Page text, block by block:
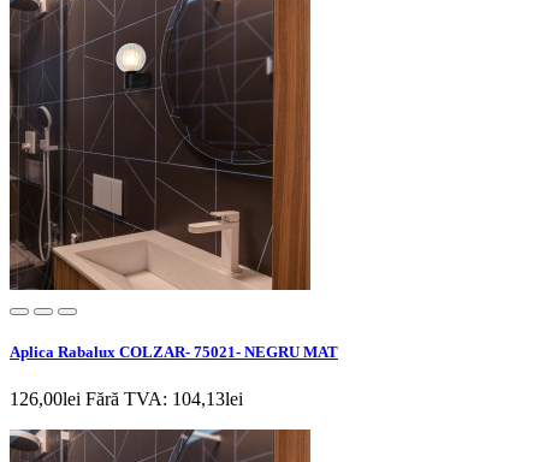
Aplica Rabalux COLZAR- 75021- NEGRU MAT
126,00lei Fără TVA: 104,13lei